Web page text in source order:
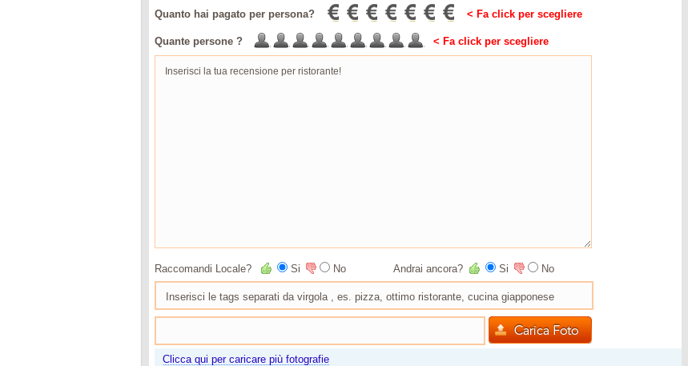
Quanto hai pagato per persona? < Fa click per scegliere
Quante persone ? < Fa click per scegliere
Raccomandi Locale? Si No Andrai ancora? Si No
Clicca qui per caricare più fotografie